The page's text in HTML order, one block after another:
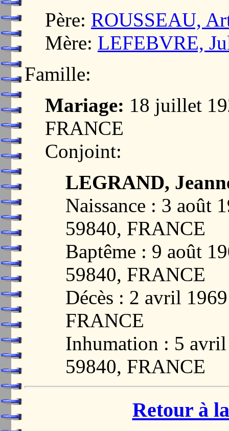
Père: ROUSSEAU,
Mère: LEFEBVRE,
Famille:
Mariage: 18 juillet
FRANCE
Conjoint:
LEGRAND,
Naissance : 3 août
59840, FRANCE
Baptême : 9 août
59840, FRANCE
Décès : 2 avril
FRANCE
Inhumation : 5
59840, FRANCE
Retour à